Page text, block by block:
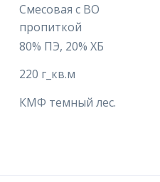
Смесовая с ВО
пропиткой
80% ПЭ, 20% ХБ
220 г_кв.м
КМФ темный лес.